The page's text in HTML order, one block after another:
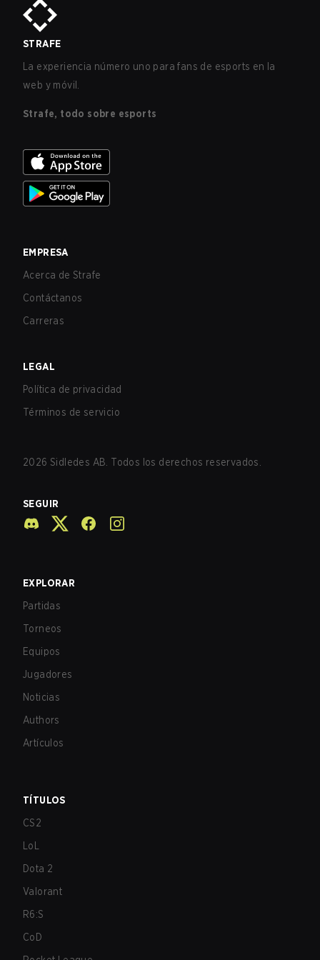
STRAFE
La experiencia número uno para fans de esports en la
web y móvil.
Strafe, todo sobre esports
EMPRESA
Acerca de Strafe
Contáctanos
Carreras
LEGAL
Política de privacidad
Términos de servicio
2026 Sidledes AB. Todos los derechos reservados.
SEGUIR
EXPLORAR
Partidas
Torneos
Equipos
Jugadores
Noticias
Authors
Artículos
TÍTULOS
CS2
LoL
Dota 2
Valorant
R6:S
CoD